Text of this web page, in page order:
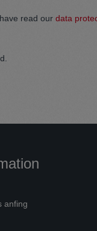
read ourdata
anfing